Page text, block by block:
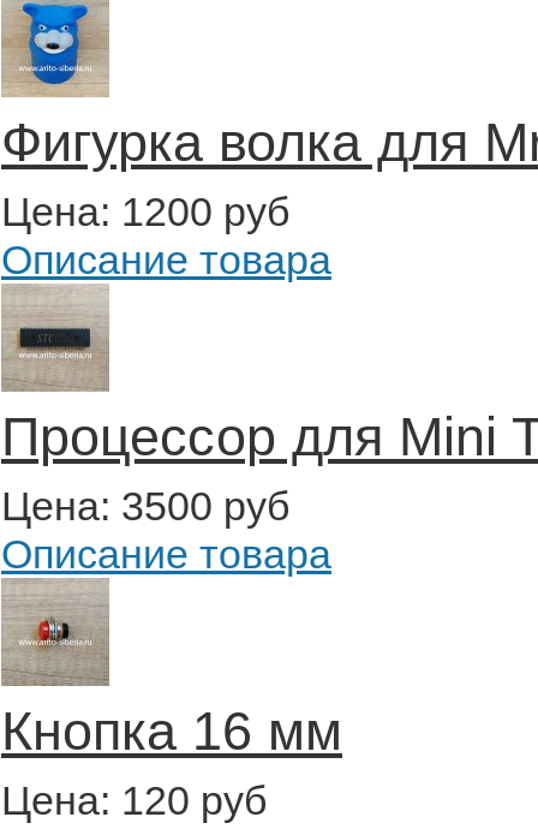
Фигурка волка для
Цена: 1200 руб
Описание товара
Процессор для Mini
Цена: 3500 руб
Описание товара
Кнопка 16 мм
Цена: 120 руб